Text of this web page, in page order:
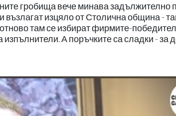
гробища вече минава задължително
възлагат изцяло от Столична община -
там се избират фирмите-
А поръчките са сладки - за